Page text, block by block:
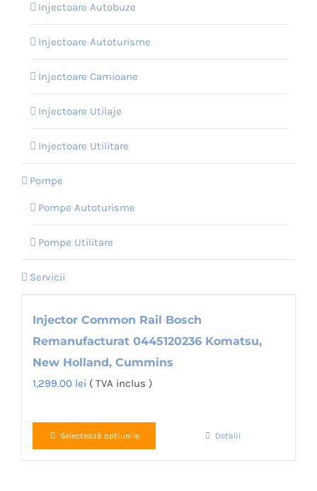
Injectoare Autobuze
Injectoare Autoturisme
Injectoare Camioane
Injectoare Utilaje
Injectoare Utilitare
Pompe
Pompe Autoturisme
Pompe Utilitare
Servicii
Injector Common Rail Bosch
Remanufacturat 0445120236 Komatsu,
New Holland, Cummins
1,299.00 lei ( TVA inclus )
Selectează opțiunile
Acest
produs
Detalii